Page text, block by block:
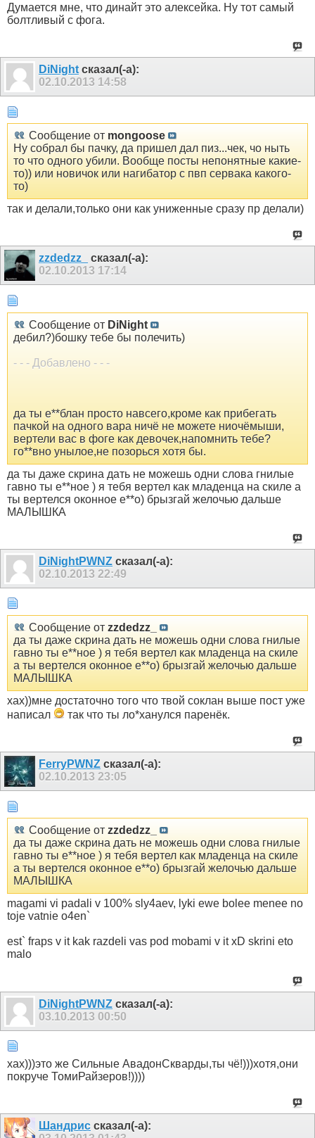
Думается мне, что динайт это алексейка. Ну тот самый
болтливый с фога.
DiNight сказал(-а):
02.10.2013 14:58
Сообщение от mongoose
Ну собрал бы пачку, да пришел дал пиз...чек, чо ныть
то что одного убили. Вообще посты непонятные какие-
то)) или новичок или нагибатор с пвп сервака какого-
то)
так и делали,только они как униженные сразу пр делали)
zzdedzz_
сказал(-а):
02.10.2013 17:14
Сообщение от DiNight
дебил?)бошку тебе бы полечить)
- - - Добавлено - - -
да ты е**блан просто навсего,кроме как прибегать
пачкой на одного вара ничё не можете ниочёмыши,
вертели вас в фоге как девочек,напомнить тебе?
го**вно унылое,не позорься хотя бы.
да ты даже скрина дать не можешь одни слова гнилые
гавно ты е**ное ) я тебя вертел как младенца на скиле а
ты вертелся оконное е**о) брызгай желочью дальше
МАЛЫШКА
DiNightPWNZ сказал(-а):
02.10.2013 22:49
Сообщение от zzdedzz_
да ты даже скрина дать не можешь одни слова гнилые
гавно ты е**ное ) я тебя вертел как младенца на скиле
а ты вертелся оконное е**о) брызгай желочью дальше
МАЛЫШКА
хах))мне достаточно того что твой соклан выше пост уже
написал
так что ты ло*ханулся паренёк.
FerryPWNZ сказал(-а):
02.10.2013 23:05
Сообщение от zzdedzz_
да ты даже скрина дать не можешь одни слова гнилые
гавно ты е**ное ) я тебя вертел как младенца на скиле
а ты вертелся оконное е**о) брызгай желочью дальше
МАЛЫШКА
magami vi padali v 100% sly4aev, lyki ewe bolee menee no
toje vatnie o4en`
est` fraps v it kak razdeli vas pod mobami v it xD skrini eto
malo
DiNightPWNZ сказал(-а):
03.10.2013 00:50
хах)))это же Сильные АвадонСкварды,ты чё!)))хотя,они
покруче ТомиРайзеров!))))
Шандрис сказал(-а):